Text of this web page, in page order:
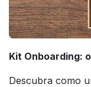
Kit Onboarding:
Descubra como